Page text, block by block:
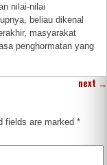
nilai-nilai
beliau dikenal
masyarakat
penghormatan yang
next →
fields are marked*